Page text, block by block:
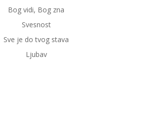
Bog vidi, Bog zna
Svesnost
Sve je do tvog stava
Ljubav